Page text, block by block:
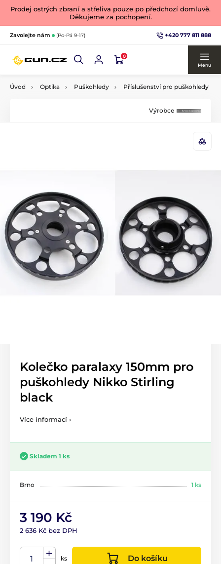
Prodej ostrých zbraní a střeliva pouze po předchozí domluvě.
Děkujeme za pochopení.
Zavolejte nám (Po-Pá 9-17) +420 777 811 888
0
Menu
Úvod Optika Puškohledy Příslušenství pro puškohledy
Výrobce
Kolečko paralaxy 150mm pro
puškohledy Nikko Stirling
black
Více informací ›
Skladem 1 ks
Brno 1 ks
3 190 Kč
2 636 Kč bez DPH
ks Do košíku